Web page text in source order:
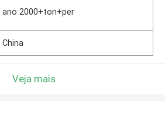
ano 2000+ton+per
China
Veja mais